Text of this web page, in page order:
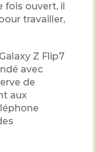
fois ouvert, il
travailler,
Z Flip7
avec
de
aux